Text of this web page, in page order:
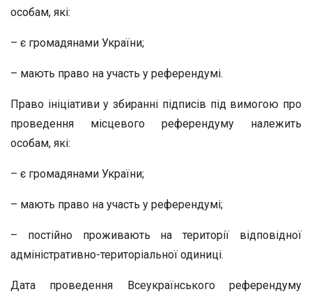
особам, які:
– є громадянами України;
– мають право на участь у референдумі.
Право ініціативи у збиранні підписів під вимогою про
проведення місцевого референдуму належить
особам, які:
– є громадянами України;
– мають право на участь у референдумі;
– постійно проживають на території відповідної
адміністративно-територіальної одиниці.
Дата проведення Всеукраїнського референдуму